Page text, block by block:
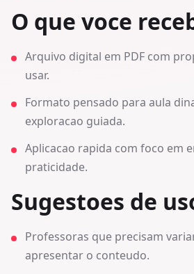
O que voce
Arquivo digital em PDF com
usar.
Formato pensado para aula
exploracao guiada.
Aplicacao rapida com foco em
praticidade.
Sugestoes de
Professoras que precisam
apresentar o conteudo.